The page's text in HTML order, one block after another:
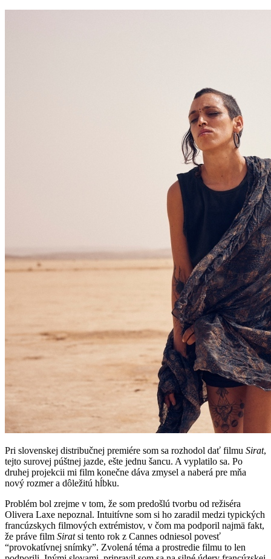
Pri slovenskej distribučnej premiére som sa rozhodol dať filmu Sirat,
tejto surovej púštnej jazde, ešte jednu šancu. A vyplatilo sa. Po
druhej projekcii mi film konečne dáva zmysel a naberá pre mňa
nový rozmer a dôležitú hĺbku.
Problém bol zrejme v tom, že som predošlú tvorbu od režiséra
Olivera Laxe nepoznal. Intuitívne som si ho zaradil medzi typických
francúzskych filmových extrémistov, v čom ma podporil najmä fakt,
že práve film Siratsi tento rok z Cannes odniesol povesť
“provokatívnej snímky”. Zvolená téma a prostredie filmu to len